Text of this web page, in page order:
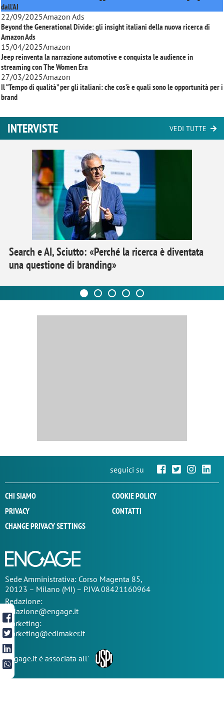
dall'AI
22/09/2025Amazon Ads
Beyond the Generational Divide: gli insight italiani della nuova ricerca di
Amazon Ads
15/04/2025Amazon
Jeep reinventa la narrazione automotive e conquista le audience in
streaming conThe Women Era
27/03/2025Amazon
Il “Tempo di qualità” per gli italiani: che cos’è e quali sono le opportunità per i
brand
INTERVISTE VEDI TUTTE
Search e AI, Sciutto: «Perché la ricerca è diventata
una questione di branding»
seguici su
CHI SIAMO
COOKIE POLICY
PRIVACY
CONTATTI
CHANGE PRIVACY SETTINGS
SedeAmministrativa: Corso Magenta 85,
20123 – Milano (MI) – P.IVA 08421160964
Redazione:
redazione@engage.it
Marketing:
marketing@edimaker.it
Engage.it è associata all'